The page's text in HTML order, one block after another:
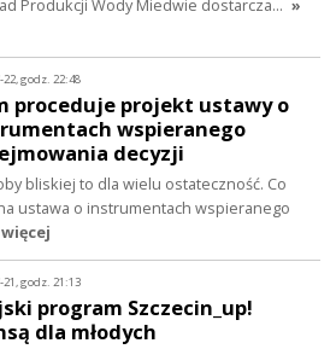
Produkcji Wody Miedwie dostarcza… »
22, godz. 22:48
proceduje projekt ustawy o
wspieranego
decyzji
bliskiej to dla wielu ostateczność. Co
ustawa o instrumentach wspieranego
21, godz. 21:13
program Szczecin_up!
dla młodych